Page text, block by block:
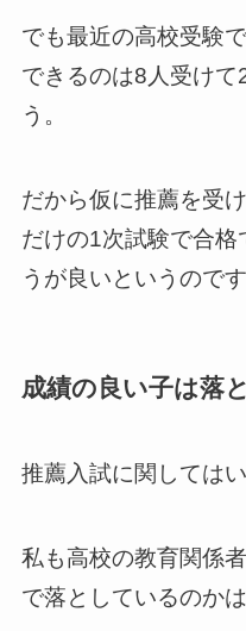
でも最近の高校受験
できるのは8人受け
う。
だから仮に推薦を受
だけの1次試験で合
うが良いというのです
成績の良い子は落
推薦入試に関しては
私も高校の教育関係
で落としているのか